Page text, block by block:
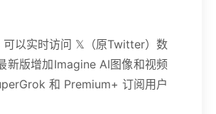
可以实时访问 𝕏（原Twitter）数
新版增加Imagine AI图像和视频
和 Premium+ 订阅用户